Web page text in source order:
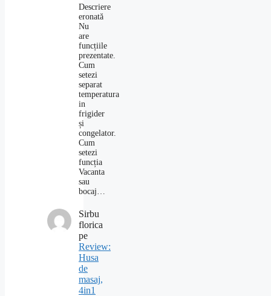
Descriere
eronată
Nu
are
funcțiile
prezentate.
Cum
setezi
separat
temperatura
in
frigider
și
congelator.
Cum
setezi
funcția
Vacanta
sau
bocaj…
Sirbu
florica
pe
Review:
Husa
de
masaj,
4in1